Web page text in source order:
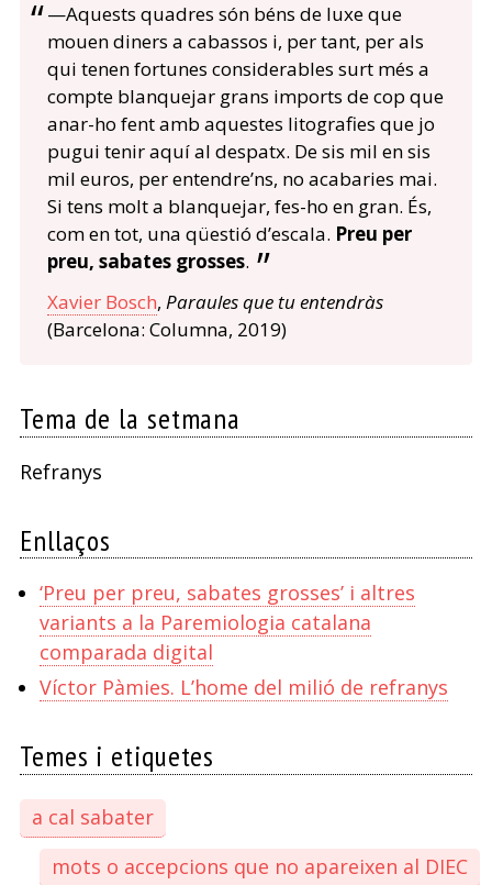
—Aquests quadres són béns de luxe que
mouen diners a cabassos i, per tant, per als
qui tenen fortunes considerables surt més a
compte blanquejar grans imports de cop que
anar-ho fent amb aquestes litografies que jo
pugui tenir aquí al despatx. De sis mil en sis
mil euros, per entendre’ns, no acabaries mai.
Si tens molt a blanquejar, fes-ho en gran. És,
com en tot, una qüestió d’escala. Preu per
preu, sabates grosses.
Xavier Bosch, Paraules que tu entendràs
(Barcelona: Columna, 2019)
Tema de la setmana
Refranys
Enllaços
‘Preu per preu, sabates grosses’ i altres
variants a la Paremiologia catalana
comparada digital
Víctor Pàmies. L’home del milió de refranys
Temes i etiquetes
a cal sabater
mots o accepcions que no apareixen al DIEC